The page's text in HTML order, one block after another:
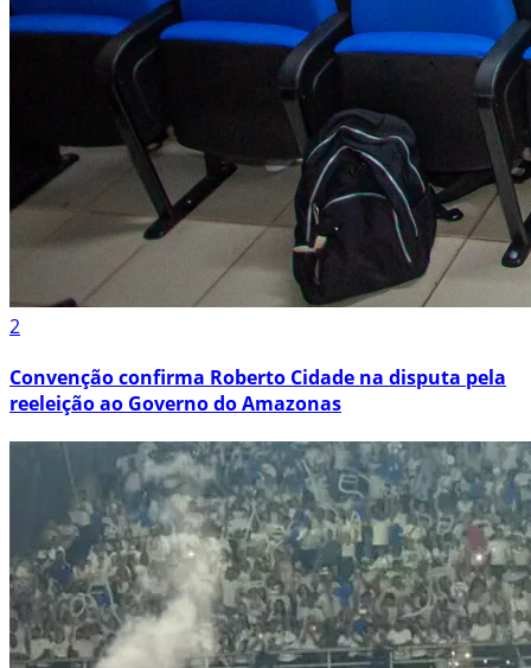
2
Convenção confirma Roberto Cidade na disputa pela
reeleição ao Governo do Amazonas